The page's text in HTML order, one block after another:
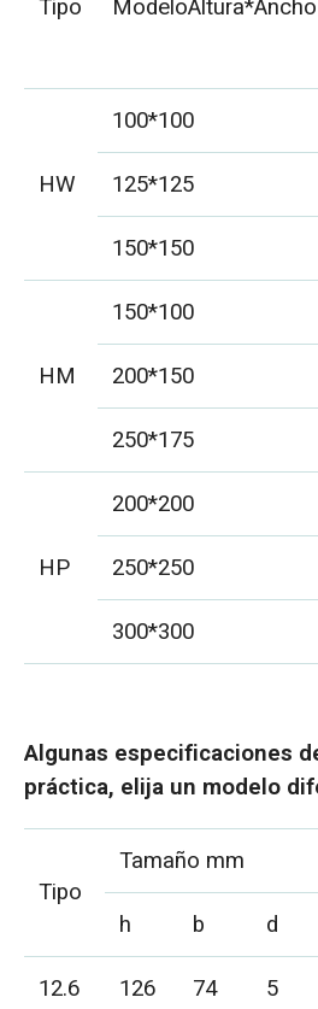
Tipo ModeloAltura*Ancho
HW
100*100
125*125
150*150
HM
150*100
200*150
250*175
HP
200*200
250*250
300*300
Algunas especificaciones
práctica, elija un modelo
Tipo
Tamaño mm
h
b d
12.6
126 74 5